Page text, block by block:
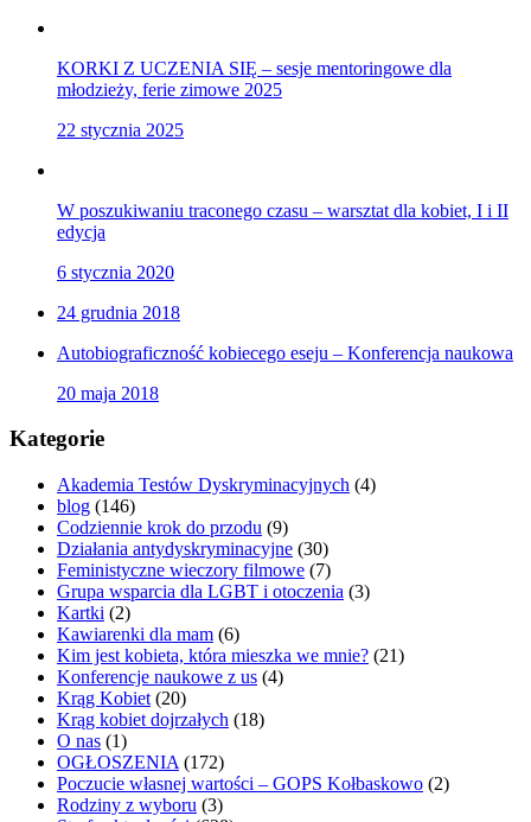
KORKI Z UCZENIA SIĘ – sesje mentoringowe dla
młodzieży, ferie zimowe 2025
22 stycznia 2025
W poszukiwaniu traconego czasu – warsztat dla kobiet, I i II
edycja
6 stycznia 2020
24 grudnia 2018
Autobiograficzność kobiecego eseju – Konferencja naukowa
20 maja 2018
Kategorie
Akademia Testów Dyskryminacyjnych (4)
blog (146)
Codziennie krok do przodu (9)
Działania antydyskryminacyjne (30)
Feministyczne wieczory filmowe (7)
Grupa wsparcia dla LGBT i otoczenia (3)
Kartki (2)
Kawiarenki dla mam (6)
Kim jest kobieta, która mieszka we mnie? (21)
Konferencje naukowe z us (4)
Krąg Kobiet (20)
Krąg kobiet dojrzałych (18)
O nas (1)
OGŁOSZENIA (172)
Poczucie własnej wartości – GOPS Kołbaskowo (2)
Rodziny z wyboru (3)